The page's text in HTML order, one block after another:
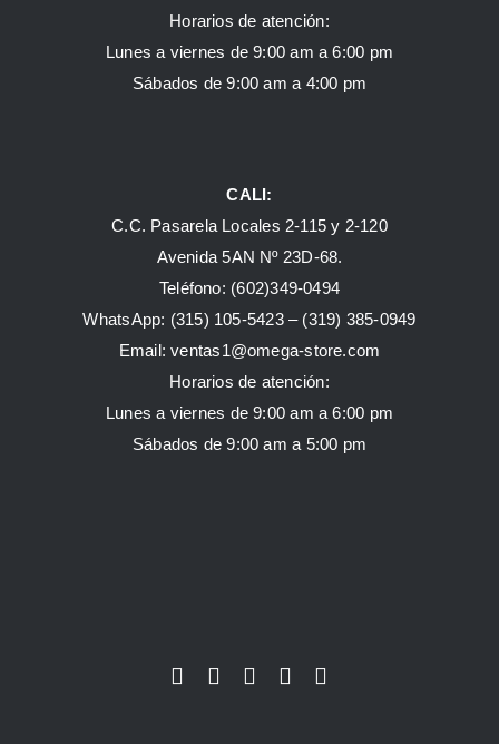
Horarios de atención:
Lunes a viernes de 9:00 am a 6:00 pm
Sábados de 9:00 am a 4:00 pm
CALI:
C.C. Pasarela Locales 2-115 y 2-120
Avenida 5AN Nº 23D-68.
Teléfono: (602)349-0494
WhatsApp: (315) 105-5423 – (319) 385-0949
Email:ventas1@omega-store.com
Horarios de atención:
Lunes a viernes de 9:00 am a 6:00 pm
Sábados de 9:00 am a 5:00 pm